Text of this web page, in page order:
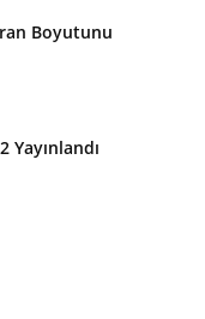
Boyutunu
Yayınlandı